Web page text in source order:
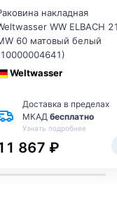
накладная
WW ELBACH
60 матовый белый
Weltwasser
Доставка в пределах
МКАД бесплатно
Узнать подробнее
867 ₽